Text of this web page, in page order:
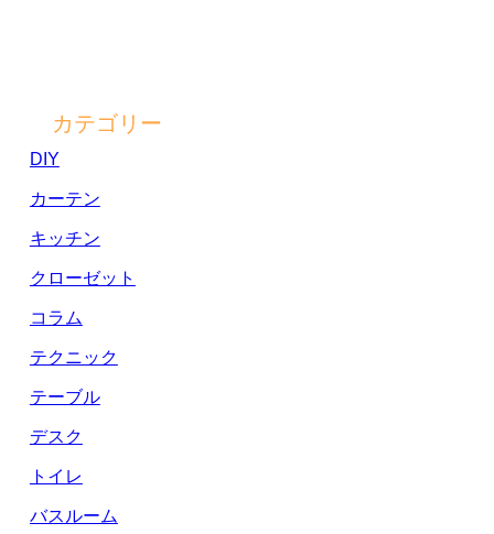
カテゴリー
DIY
カーテン
キッチン
クローゼット
コラム
テクニック
テーブル
デスク
トイレ
バスルーム